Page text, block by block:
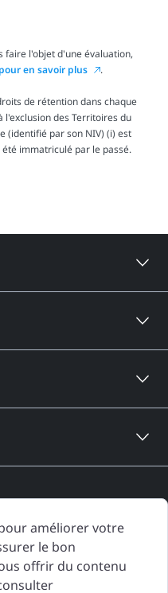
faire l'objet d'une évaluation,
en savoir plus .
de rétention dans chaque
l'exclusion des Territoires du
(identifié par son NIV) (i) est
immatriculé par le passé.
Canada sont basés
Canada et disponible à
améliorer votre
le bon
offrir du contenu